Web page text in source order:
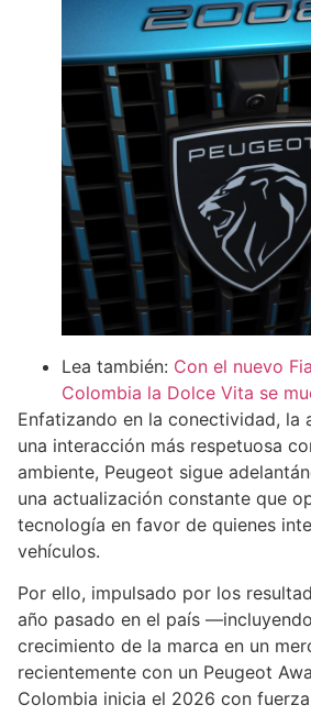
Lea también: Con el nuevo
Colombia la Dolce Vita se
Enfatizando en la conectividad, la
una interacción más respetuosa
ambiente, Peugeot sigue
una actualización constante que
tecnología en favor de quienes
vehículos.
Por ello, impulsado por los
año pasado en el país
crecimiento de la marca en un
recientemente con un Peugeot
Colombia inicia el 2026 con